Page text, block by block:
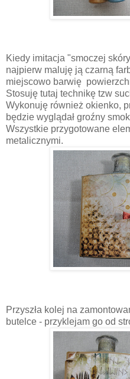
Kiedy imitacja "smoczej
najpierw maluję ją czarną
miejscowo barwię
Stosuję tutaj technikę tzw
Wykonuję również okienko,
będzie wyglądał groźny
Wszystkie przygotowane
metalicznymi.
Przyszła kolej na
butelce - przyklejam go od